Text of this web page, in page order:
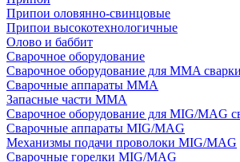
Припои оловянно-свинцовые
Припои высокотехнологичные
Олово и баббит
Сварочное оборудование
Сварочное оборудование для MMA сварки
Сварочные аппараты MMA
Запасные части MMA
Сварочное оборудование для MIG/MAG
Сварочные аппараты MIG/MAG
Механизмы подачи проволоки MIG/MAG
Сварочные горелки MIG/MAG